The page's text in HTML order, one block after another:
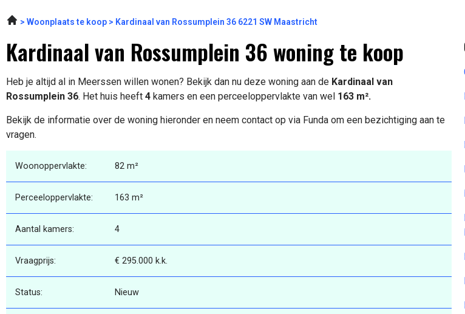
Woonplaats te koop Kardinaal van Rossumplein 36 6221 SW Maastricht
Kardinaal van Rossumplein 36 woning te koop
Heb je altijd al in Meerssen willen wonen? Bekijk dan nu deze woning aan de Kardinaal van
Rossumplein 36. Het huis heeft 4 kamers en een perceeloppervlakte van wel 163 m².
Bekijk de informatie over de woning hieronder en neem contact op via Funda om een bezichtiging aan te
vragen.
Woonoppervlakte: 82 m²
Perceeloppervlakte: 163 m²
Aantal kamers: 4
Vraagprijs: € 295.000 k.k.
Status: Nieuw